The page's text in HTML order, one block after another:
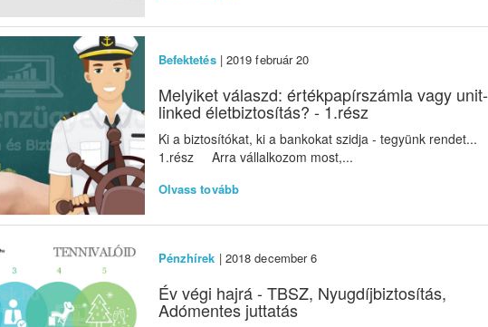
Befektetés| 2019 február 20
Melyiket válaszd: értékpapírszámla vagy unit-
linked életbiztosítás? - 1.rész
Ki a biztosítókat, ki a bankokat szidja - tegyünk rendet...
1.rész Arra vállalkozom most,...
Olvass tovább
Pénzhírek | 2018 december 6
Év végi hajrá - TBSZ, Nyugdíjbiztosítás,
Adómentes juttatás